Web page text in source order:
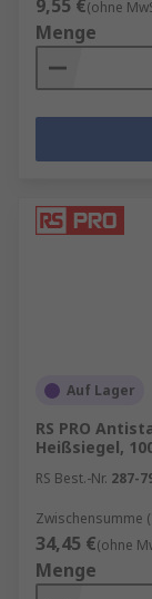
9,55 €(ohne
Menge
Auf Lager
RS PRO
Heißsiegel,
RS Best.-Nr. 287-
Zwischensumme
34,45 €(ohne
Menge